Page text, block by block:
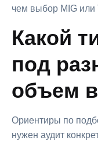
чем выбор MIG или
Какой
под
объем
Ориентиры по
нужен аудит